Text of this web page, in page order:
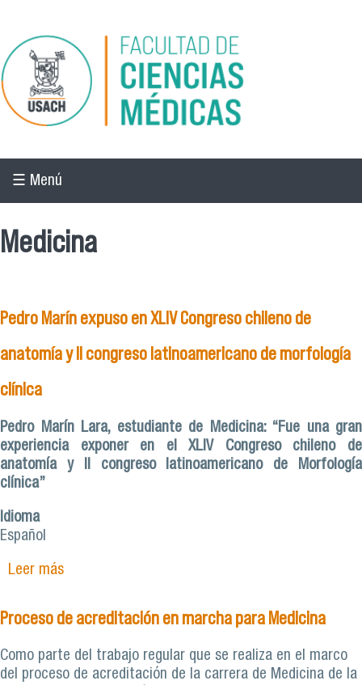
Pasar al contenido principal
☰ Menú
Medicina
Pedro Marín expuso en XLIV Congreso chileno de
anatomía y II congreso latinoamericano de morfología
clínica
Pedro Marín Lara, estudiante de Medicina: “Fue una gran
experiencia exponer en el XLIV Congreso chileno de
anatomía y II congreso latinoamericano de Morfología
clínica”
Idioma
Español
Leer mássobre Pedro Marín expuso en XLIV Congreso
latinoamericano de morfología clínica
Proceso de acreditación en marcha para Medicina
Como parte del trabajo regular que se realiza en el marco
del proceso de acreditación de la carrera de Medicina de la